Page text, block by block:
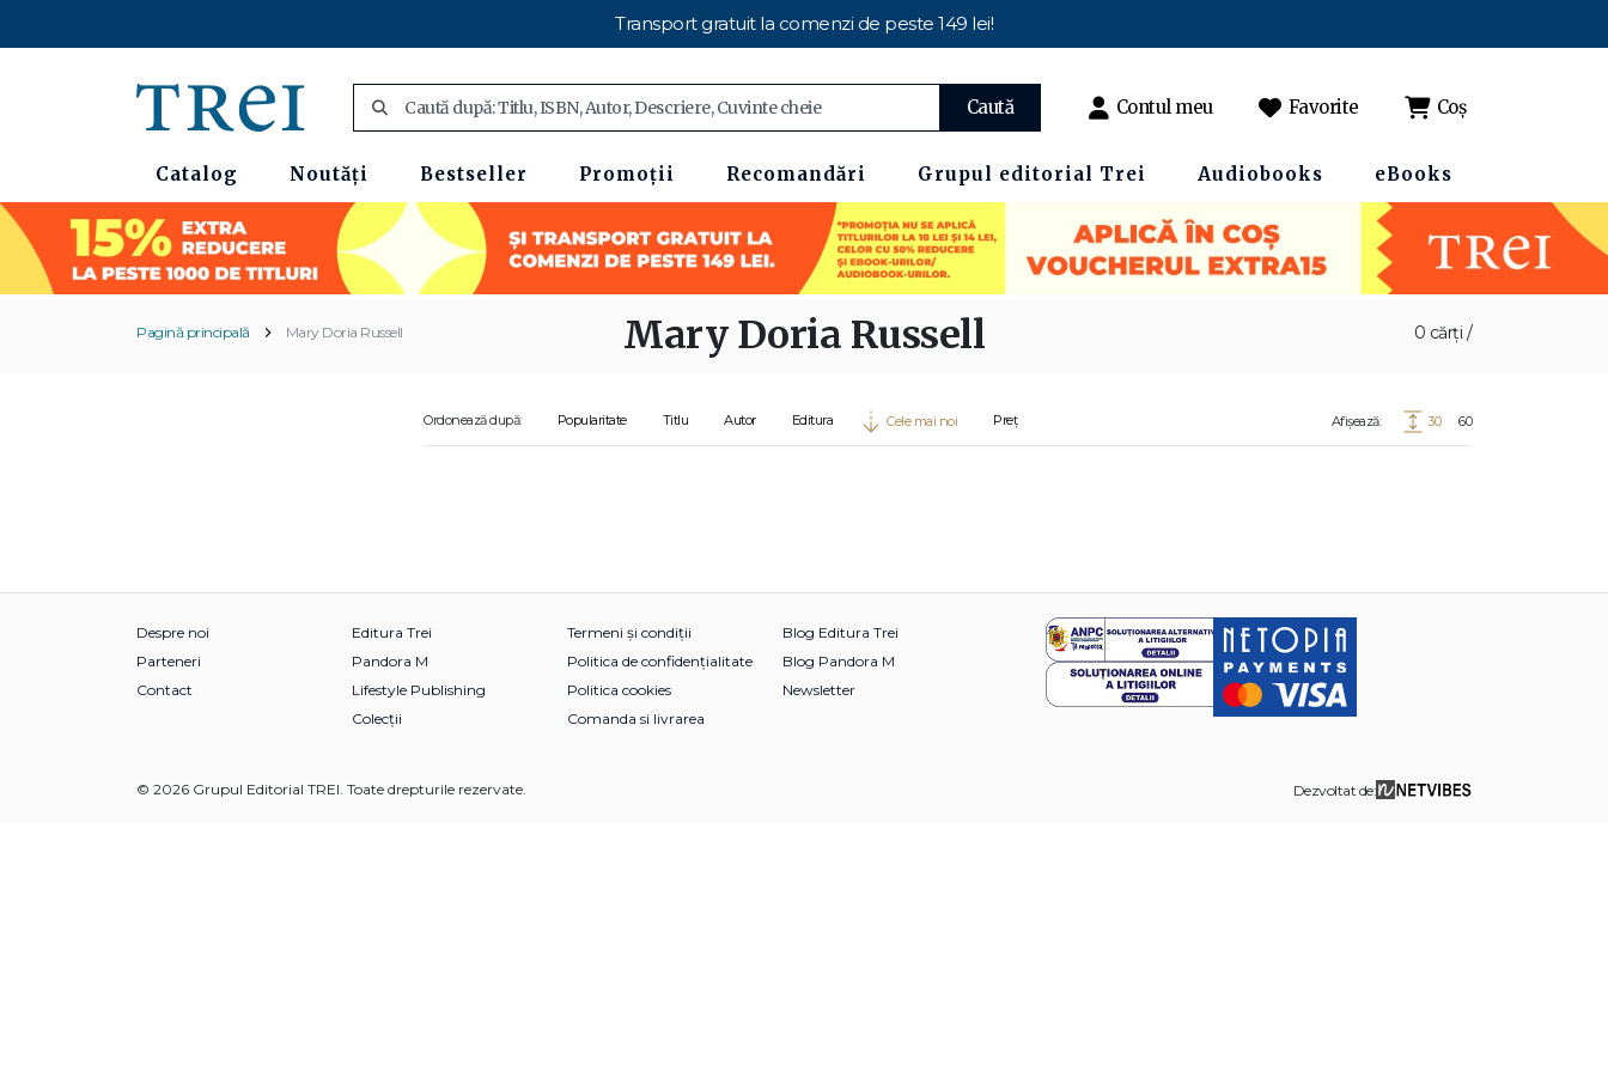
Transport gratuit la comenzi de peste 149 lei!
Caută Contul meu Favorite Coș
Catalog Noutăți Bestseller Promoții Recomandări Grupul editorial Trei Audiobooks eBooks
Pagină principală Mary Doria Russell 0 cărți /
Mary Doria Russell
Ordonează după: Popularitate Titlu Autor Editura Cele mai noi Preț Afișează: 30 60
Despre noi
Parteneri
Contact
Editura Trei
Pandora M
Lifestyle Publishing
Colecții
Termeni și condiții
Politica de confidențialitate
Politica cookies
Comanda si livrarea
Blog Editura Trei
Blog Pandora M
Newsletter
© 2026 Grupul Editorial TREI. Toate drepturile rezervate. Dezvoltat de: